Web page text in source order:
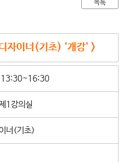
목록
자이너(기초) '개강' >
1강의실
너(기초)